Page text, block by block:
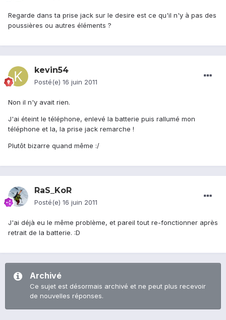
Regarde dans ta prise jack sur le desire est ce qu'il n'y à pas des
poussières ou autres éléments ?
kevin54
Posté(e) 16 juin 2011
Non il n'y avait rien.
J'ai éteint le téléphone, enlevé la batterie puis rallumé mon
téléphone et la, la prise jack remarche !
Plutôt bizarre quand même :/
RaS_KoR
Posté(e) 16 juin 2011
J'ai déjà eu le même problème, et pareil tout re-fonctionner après
retrait de la batterie. :D
Archivé
Ce sujet est désormais archivé et ne peut plus recevoir
de nouvelles réponses.